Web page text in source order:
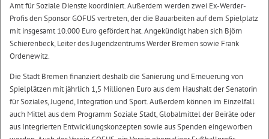
Amt für Soziale Dienste koordiniert. Außerdem werden zwei Ex-Werder-
Profis den Sponsor GOFUS vertreten, der die Bauarbeiten auf dem Spielplatz
mit insgesamt 10.000 Euro gefördert hat. Angekündigt haben sich Björn
Schierenbeck, Leiter des Jugendzentrums Werder Bremen sowie Frank
Ordenewitz.
Die Stadt Bremen finanziert deshalb die Sanierung und Erneuerung von
Spielplätzen mit jährlich 1,5 Millionen Euro aus dem Haushalt der Senatorin
für Soziales, Jugend, Integration und Sport. Außerdem können im Einzelfall
auch Mittel aus dem Programm Soziale Stadt, Globalmittel der Beiräte oder
aus Integrierten Entwicklungskonzepten sowie aus Spenden eingeworben